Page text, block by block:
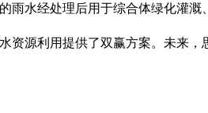
水经处理后用于综合体绿化灌溉
资源利用提供了双赢方案。未来